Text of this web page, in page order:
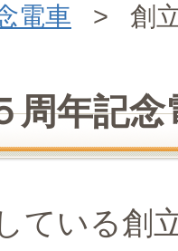
電車 > 創立
周年記
ている創